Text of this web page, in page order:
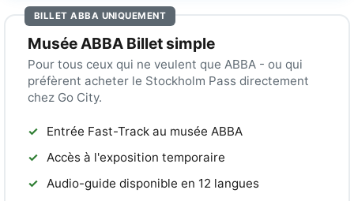
BILLET ABBA UNIQUEMENT
Musée ABBA Billet simple
Pour tous ceux qui ne veulent que ABBA - ou qui
préfèrent acheter le Stockholm Pass directement
chez Go City.
Entrée Fast-Track au musée ABBA
Accès à l'exposition temporaire
Audio-guide disponible en 12 langues